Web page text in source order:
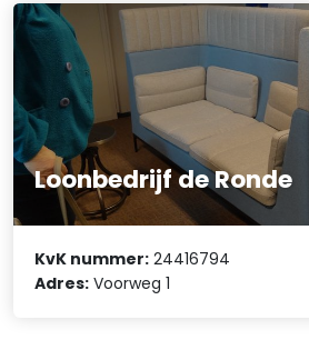
Loonbedrijf de Ronde
KvK nummer: 24416794
Adres: Voorweg 1